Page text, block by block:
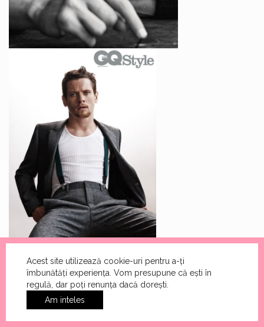
Acest site utilizează cookie-uri pentru a-ți
îmbunătăți experiența. Vom presupune că ești în
regulă, dar poți renunța dacă dorești.
Am inteles